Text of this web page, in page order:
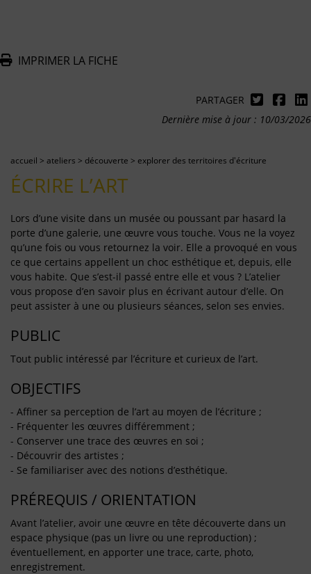
IMPRIMER LA FICHE
PARTAGER
Dernière mise à jour : 10/03/2026
accueil > ateliers > découverte > explorer des territoires d'écriture
ÉCRIRE L’ART
Lors d’une visite dans un musée ou poussant par hasard la
porte d’une galerie, une œuvre vous touche. Vous ne la voyez
qu’une fois ou vous retournez la voir. Elle a provoqué en vous
ce que certains appellent un choc esthétique et, depuis, elle
vous habite. Que s’est-il passé entre elle et vous ? L’atelier
vous propose d’en savoir plus en écrivant autour d’elle. On
peut assister à une ou plusieurs séances, selon ses envies.
PUBLIC
Tout public intéressé par l’écriture et curieux de l’art.
OBJECTIFS
- Affiner sa perception de l’art au moyen de l’écriture ;
- Fréquenter les œuvres différemment ;
- Conserver une trace des œuvres en soi ;
- Découvrir des artistes ;
- Se familiariser avec des notions d’esthétique.
PRÉREQUIS / ORIENTATION
Avant l’atelier, avoir une œuvre en tête découverte dans un
espace physique (pas un livre ou une reproduction) ;
éventuellement, en apporter une trace, carte, photo,
enregistrement.